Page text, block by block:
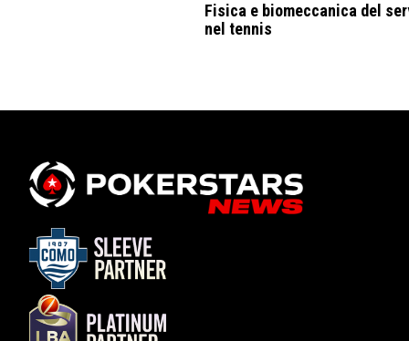
Fisica e biomeccanica del
nel tennis